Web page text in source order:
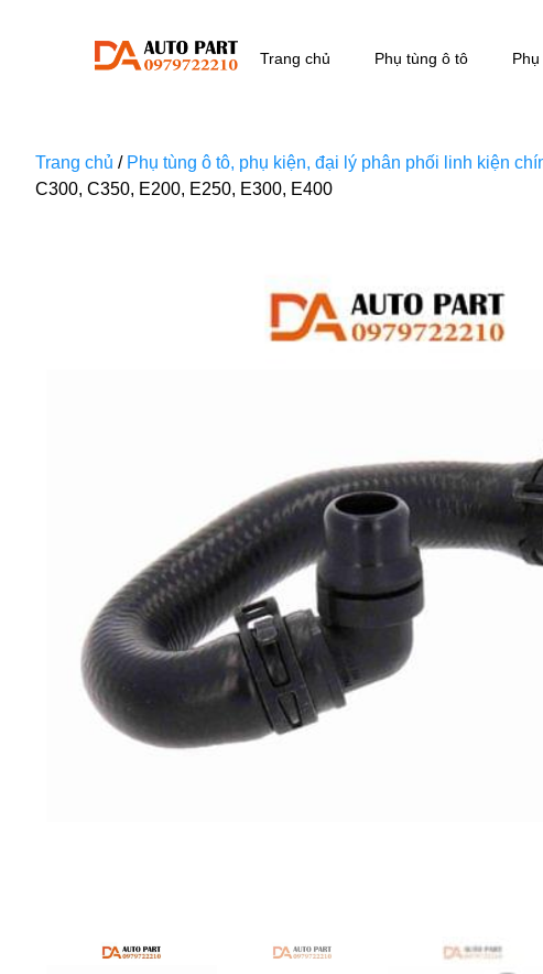
Trang chủ Phụ tùng ô tô
Trang chủ / Phụ tùng ô tô, phụ kiện, đại lý phân phối linh kiện
C300, C350, E200, E250, E300, E400